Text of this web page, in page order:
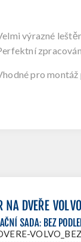
výrazné
pro montáž
NA DVEŘE
SADA: BEZ
VOLVO_BEZ